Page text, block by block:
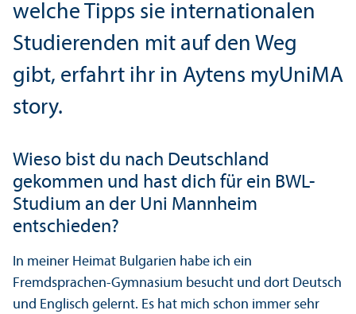
welche Tipps sie internationalen
Studierenden mit auf den Weg
gibt, erfahrt ihr in Aytens myUniMA
story.
Wieso bist du nach Deutschland
gekommen und hast dich für ein BWL-
Studium an der Uni Mannheim
entschieden?
In meiner Heimat Bulgarien habe ich ein
Fremdsprachen-Gymnasium besucht und dort Deutsch
und Englisch gelernt. Es hat mich schon immer sehr